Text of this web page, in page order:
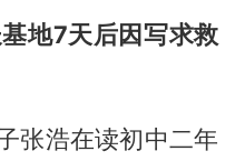
地7天后因写求救
张浩在读初中二年